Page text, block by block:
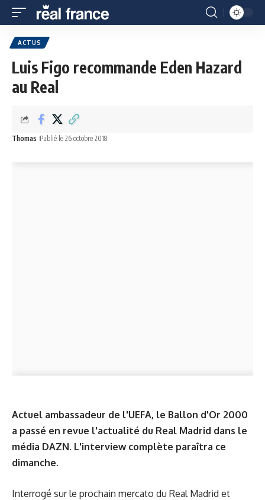
ACTUS
Luis Figo recommande Eden Hazard
au Real
Thomas Publié le 26 octobre 2018
Actuel ambassadeur de l'UEFA, le Ballon d'Or 2000
a passé en revue l'actualité du Real Madrid dans le
média DAZN. L'interview complète paraîtra ce
dimanche.
Interrogé sur le prochain mercato du Real Madrid et